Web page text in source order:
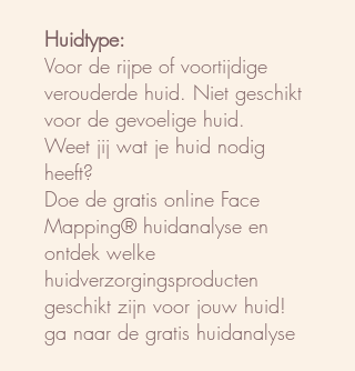
Huidtype:
Voor de rijpe of voortijdige
verouderde huid. Niet geschikt
voor de gevoelige huid.
Weet jij wat je huid nodig
heeft?
Doe de gratis online Face
Mapping® huidanalyse en
ontdek welke
huidverzorgingsproducten
geschikt zijn voor jouw huid!
ga naar de gratis huidanalyse